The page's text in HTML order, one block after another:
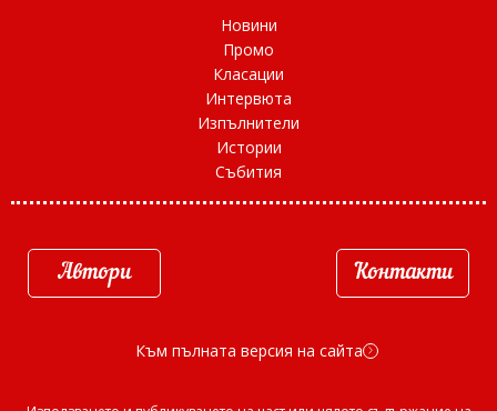
Новини
Промо
Класации
Интервюта
Изпълнители
Истории
Събития
Автори Контакти
Към пълната версия на сайта d